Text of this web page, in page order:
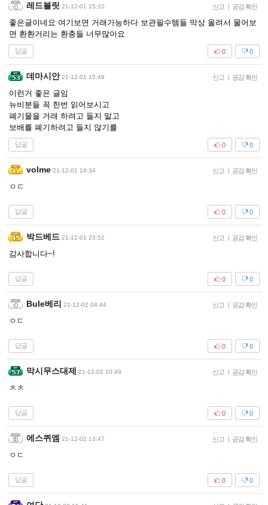
레드블릿 21-12-01 15:10 신고 | 공감 확인
좋은글이네요 여기보면 거래가능하다 보관필수템들 막상 올려서 물어보
면 환환거리는 환충들 너무많아요
답글 0
0
데마시안 21-12-01 15:49 신고 | 공감 확인
이런거 좋은 글임
뉴비분들 꼭 한번 읽어보시고
폐기물을 거래 하려고 들지 말고
보배를 폐기하려고 들지 않기를
답글 0
0
volme 21-12-01 19:34 신고 | 공감 확인
ㅇㄷ
답글 0
0
박드베드 21-12-01 23:52 신고 | 공감 확인
감사합니다~!
답글 0
0
Bule베리 21-12-02 04:44 신고 | 공감 확인
ㅇㄷ
답글 0
0
막시무스대제 21-12-02 10:49 신고 | 공감 확인
ㅊㅊ
답글 0
0
에스퀴엠 21-12-02 13:47 신고 | 공감 확인
ㅇㄷ
답글 0
0